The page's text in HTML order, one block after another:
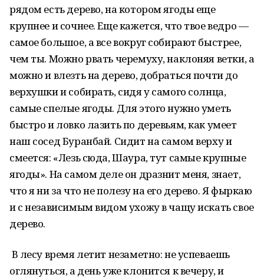
рядом есть дерево, на котором ягоды еще
крупнее и сочнее. Еще кажется, что твое ведро —
самое большое, а все вокруг собирают быстрее,
чем ты. Можно рвать черемуху, наклоняя ветки, а
можно и влезть на дерево, добраться почти до
верхушки и собирать, сидя у самого солнца,
самые спелые ягоды. Для этого нужно уметь
быстро и ловко лазить по деревьям, как умеет
наш сосед Буранбай. Сидит на самом верху и
смеется: «Лезь сюда, Шаура, тут самые крупные
ягоды». На самом деле он дразнит меня, знает,
что я ни за что не полезу на его дерево. Я фыркаю
и с независимым видом ухожу в чащу искать свое
дерево.
В лесу время летит незаметно: не успеваешь
оглянуться, а день уже клонится к вечеру, и